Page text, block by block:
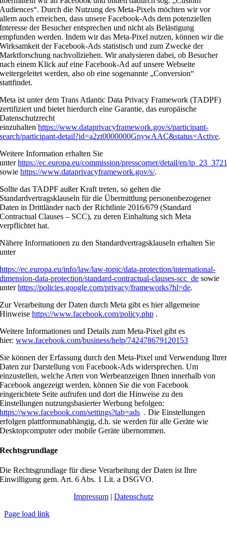
Audiences“. Durch die Nutzung des Meta-Pixels möchten wir vor
allem auch erreichen, dass unsere Facebook-Ads dem potenziellen
Interesse der Besucher entsprechen und nicht als Belästigung
empfunden werden. Indem wir das Meta-Pixel nutzen, können wir die
Wirksamkeit der Facebook-Ads statistisch und zum Zwecke der
Marktforschung nachvollziehen. Wir analysieren dabei, ob Besucher
nach einem Klick auf eine Facebook-Ad auf unsere Webseite
weitergeleitet werden, also ob eine sogenannte „Conversion“
stattfindet.
Meta ist unter dem Trans Atlantic Data Privacy Framework (TADPF)
zertifiziert und bietet hierdurch eine Garantie, das europäische
Datenschutzrecht
einzuhaltenhttps://www.dataprivacyframework.gov/s/participant-
search/participant-detail?id=a2zt0000000GnywAAC&status=Active.
Weitere Information erhalten Sie
unterhttps://ec.europa.eu/commission/presscorner/detail/en/
sowiehttps://www.dataprivacyframework.gov/s/.
Sollte das TADPF außer Kraft treten, so gelten die
Standardvertragsklauseln für die Übermittlung personenbezogener
Daten in Drittländer nach der Richtlinie 2016/679 (Standard
Contractual Clauses – SCC), zu deren Einhaltung sich Meta
verpflichtet hat.
Nähere Informationen zu den Standardvertragsklauseln erhalten Sie
unter
https://ec.europa.eu/info/law/law-topic/data-protection/international-
dimension-data-protection/standard-contractual-clauses-scc_de sowie
unterhttps://policies.google.com/privacy/frameworks?hl=de.
Zur Verarbeitung der Daten durch Meta gibt es hier allgemeine
Hinweisehttps://www.facebook.com/policy.php .
Weitere Informationen und Details zum Meta-Pixel gibt es
hier:www.facebook.com/business/help/742478679120153
Sie können der Erfassung durch den Meta-Pixel und Verwendung Ihrer
Daten zur Darstellung von Facebook-Ads widersprechen. Um
einzustellen, welche Arten von Werbeanzeigen Ihnen innerhalb von
Facebook angezeigt werden, können Sie die von Facebook
eingerichtete Seite aufrufen und dort die Hinweise zu den
Einstellungen nutzungsbasierter Werbung befolgen:
https://www.facebook.com/settings?tab=ads . Die Einstellungen
erfolgen plattformunabhängig, d.h. sie werden für alle Geräte wie
Desktopcomputer oder mobile Geräte übernommen.
Rechtsgrundlage
Die Rechtsgrundlage für diese Verarbeitung der Daten ist Ihre
Einwilligung gem. Art. 6 Abs. 1 Lit. a DSGVO.
Impressum | Datenschutz
Page load link